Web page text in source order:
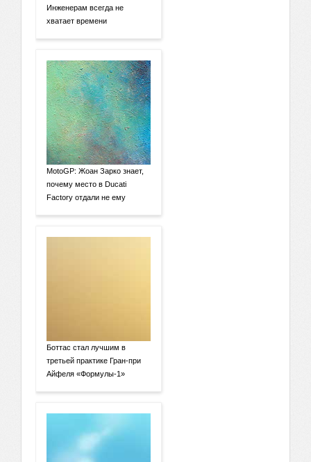
Инженерам всегда не
хватает времени
MotoGP: Жоан Зарко знает,
почему место в Ducati
Factory отдали не ему
Боттас стал лучшим в
третьей практике Гран-при
Айфеля «Формулы-1»